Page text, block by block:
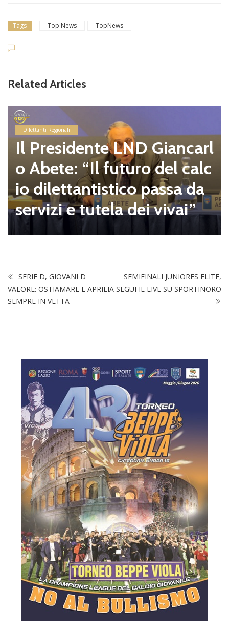
Tags Top News TopNews
Related Articles
Giancarl
del calc
da
vivai”
Coppa Italia
binamenti dei
e del primo
amma il 23 e il
alle 16.00
SERIE D, GIOVANI D
VALORE: OSTIAMARE E APRILIA
SEMPRE IN VETTA
SEMIFINALI JUNIORES ELITE,
SEGUI IL LIVE SU SPORTINORO